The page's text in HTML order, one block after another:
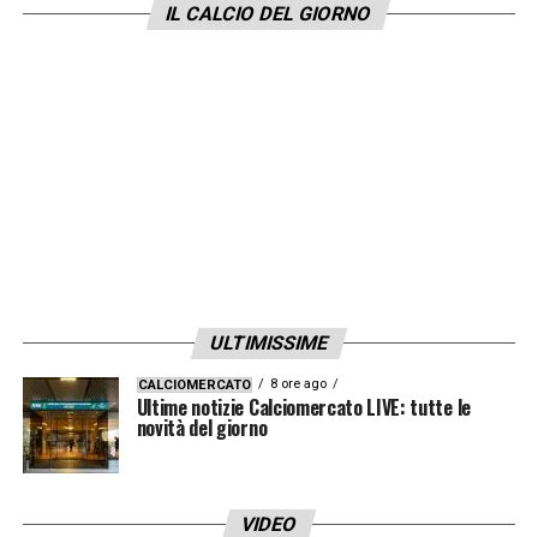
partita e pensare a noi stessi.Neres
IL CALCIO DEL GIORNO
ULTIMISSIME
CALCIOMERCATO 8 ore ago
Ultime notizie Calciomercato LIVE: tutte le
novità del giorno
VIDEO